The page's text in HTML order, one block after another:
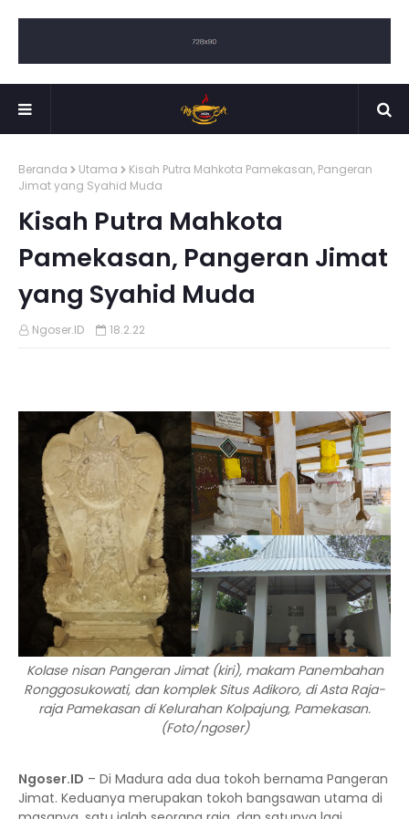
Beranda Utama
Kisah Putra Mahkota Pamekasan, Pangeran
Jimat yang Syahid Muda
Kisah Putra Mahkota
Pamekasan, Pangeran Jimat
yang Syahid Muda
Ngoser.ID 18.2.22
Kolase nisan Pangeran Jimat (kiri), makam Panembahan
Ronggosukowati, dan komplek Situs Adikoro, di Asta Raja-
raja Pamekasan di Kelurahan Kolpajung, Pamekasan.
(Foto/ngoser)
Ngoser.ID – Di Madura ada dua tokoh bernama Pangeran
Jimat. Keduanya merupakan tokoh bangsawan utama di